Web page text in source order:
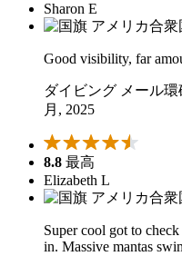
Sharon E
Good visibility, far
ダイビング メール環
月, 2025
8.8 最高
Elizabeth L
Super cool got to
in. Massive mantas